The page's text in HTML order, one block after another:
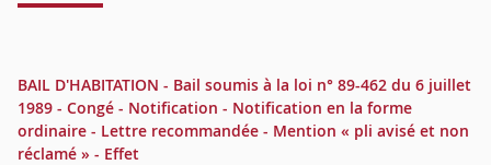
BAIL D'HABITATION - Bail soumis à la loi n° 89-462 du 6 juillet
1989 - Congé - Notification - Notification en la forme
ordinaire - Lettre recommandée - Mention « pli avisé et non
réclamé » - Effet